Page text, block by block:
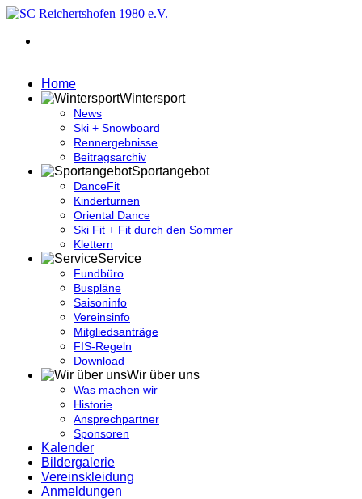
Home
Wintersport
News
Ski + Snowboard
Rennergebnisse
Beitragsarchiv
Sportangebot
DanceFit
Kinderturnen
Oriental Dance
Ski Fit + Fit durch den Sommer
Klettern
Service
Fundbüro
Buspläne
Saisoninfo
Vereinsinfo
Mitgliedsanträge
FIS-Regeln
Download
Wir über uns
Was machen wir
Historie
Ansprechpartner
Sponsoren
Kalender
Bildergalerie
Vereinskleidung
Anmeldungen